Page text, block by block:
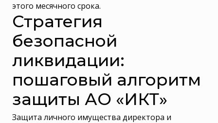
этого месячного срока.
Стратегия
безопасной
ликвидации:
пошаговый алгоритм
защиты АО «ИКТ»
Защита личного имущества директора и